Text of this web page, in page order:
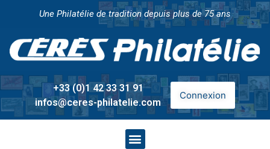
Une Philatélie de tradition depuis plus de 75 ans
+33 (0)1 42 33 31 91
infos@ceres-philatelie.com
Connexion